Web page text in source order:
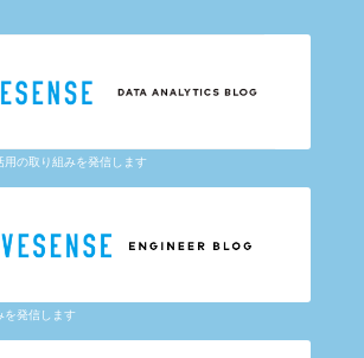
用の取り組みを発信します
を発信します